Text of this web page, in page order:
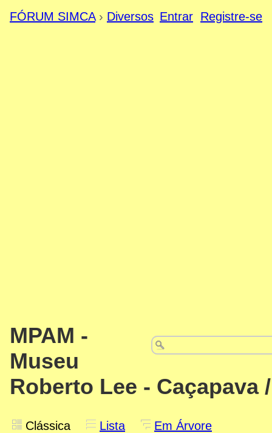
FÓRUM SIMCA › Diversos Entrar Registre-se
MPAM -
Museu
Roberto Lee - Caçapava
Clássica Lista
Em Árvore